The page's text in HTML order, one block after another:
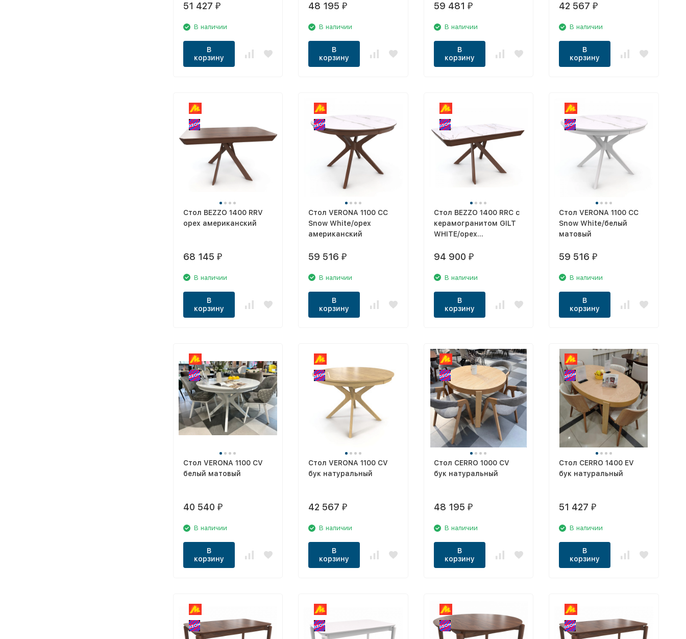
51 427 ₽
В наличии
В
корзину
48 195 ₽
В наличии
В
корзину
59 481 ₽
В наличии
В
корзину
42 567 ₽
В наличии
В
корзину
Стол BEZZO 1400 RRV
орех американский
68 145 ₽
В наличии
В
корзину
Стол VERONA 1100 CC
Snow White/орех
американский
59 516 ₽
В наличии
В
корзину
Стол BEZZO 1400 RRC с
керамогранитом GILT
WHITE/орех
94 900 ₽
В наличии
В
корзину
Стол VERONA 1100 CC
Snow White/белый
матовый
59 516 ₽
В наличии
В
корзину
\
Стол VERONA 1100 CV
белый матовый
40 540 ₽
В наличии
В
корзину
\
Стол VERONA 1100 CV
бук натуральный
42 567 ₽
В наличии
В
корзину
Стол CERRO 1000 CV
бук натуральный
48 195 ₽
В наличии
В
корзину
Стол CERRO 1400 EV
бук натуральный
51 427 ₽
В наличии
В
корзину